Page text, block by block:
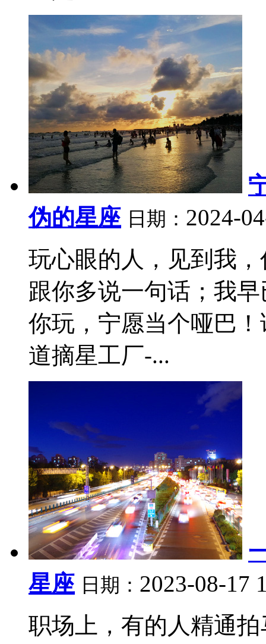
伪的星座 日期： 2024-
玩心眼的人，见到我
跟你多说一句话；我
你玩，宁愿当个哑巴
道摘星工厂-...
星座 日期： 2023-08-17
职场上，有的人精通